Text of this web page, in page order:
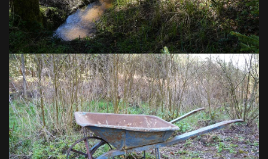
VOIR EN GRAND